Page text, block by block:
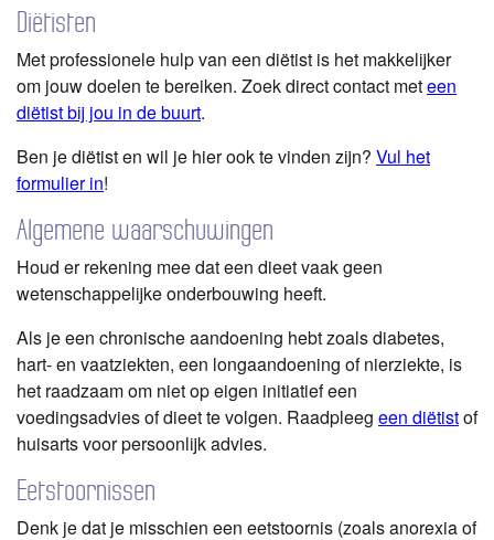
Diëtisten
Met professionele hulp van een diëtist is het makkelijker
om jouw doelen te bereiken. Zoek direct contact meteen
diëtist bij jou in de buurt.
Ben je diëtist en wil je hier ook te vinden zijn? Vul het
formulier in!
Algemene waarschuwingen
Houd er rekening mee dat een dieet vaak geen
wetenschappelijke onderbouwing heeft.
Als je een chronische aandoening hebt zoals diabetes,
hart- en vaatziekten, een longaandoening of nierziekte, is
het raadzaam om niet op eigen initiatief een
voedingsadvies of dieet te volgen. Raadpleeg een diëtistof
huisarts voor persoonlijk advies.
Eetstoornissen
Denk je dat je misschien een eetstoornis (zoals anorexia of